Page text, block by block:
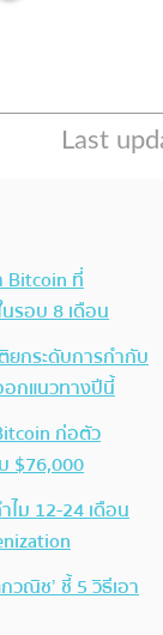
Bitcoin ที่
นรอบ 8 เดือน
ยกระดับการกำกับ
อกแนวทางปีนี้
ก่อตัว
$76,000
ไม 12-24 เดือน
ณิช’ ชี้ 5 วิธีเอา